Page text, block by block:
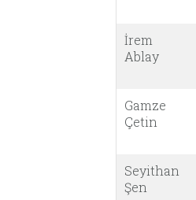
İrem
Ablay
Gamze
Çetin
Seyithan
Şen